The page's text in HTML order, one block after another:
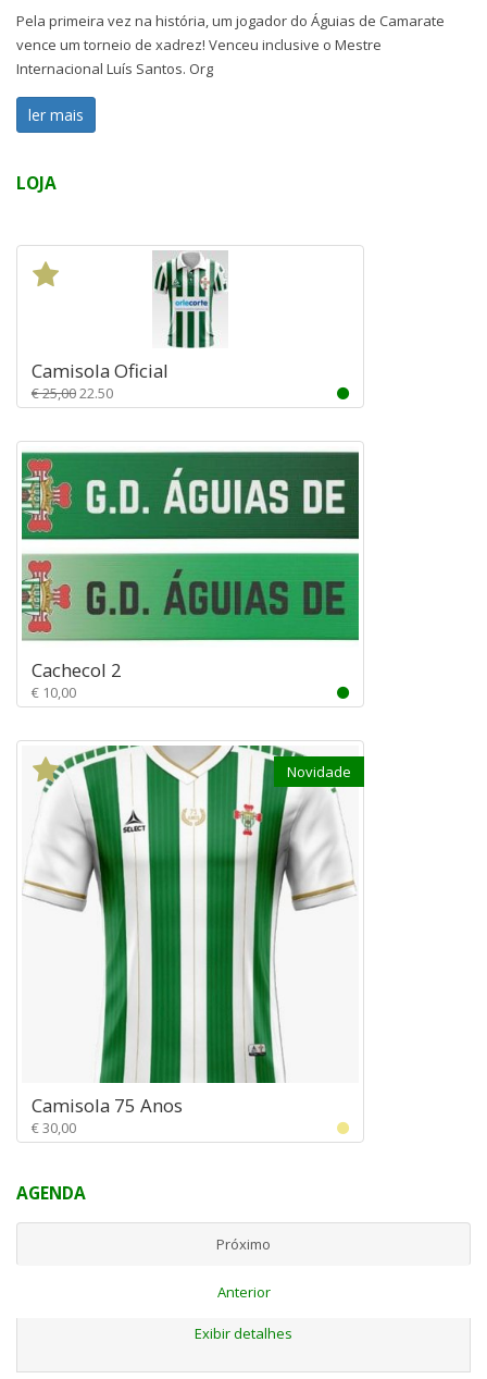
Pela primeira vez na história, um jogador do Águias de Camarate
vence um torneio de xadrez! Venceu inclusive o Mestre
Internacional Luís Santos. Org
ler mais
LOJA
Camisola Oficial
€ 25,0022.50
Cachecol 2
€ 10,00
Novidade
Camisola 75 Anos
€ 30,00
AGENDA
Próximo
Anterior
Exibir detalhes